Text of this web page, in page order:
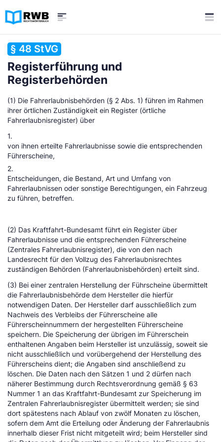
§ 48 StVG
Registerführung und
Registerbehörden
(1) Die Fahrerlaubnisbehörden (§ 2 Abs. 1) führen im Rahmen
ihrer örtlichen Zuständigkeit ein Register (örtliche
Fahrerlaubnisregister) über
1.
von ihnen erteilte Fahrerlaubnisse sowie die entsprechenden
Führerscheine,
2.
Entscheidungen, die Bestand, Art und Umfang von
Fahrerlaubnissen oder sonstige Berechtigungen, ein Fahrzeug
zu führen, betreffen.
(2) Das Kraftfahrt-Bundesamt führt ein Register über
Fahrerlaubnisse und die entsprechenden Führerscheine
(Zentrales Fahrerlaubnisregister), die von den nach
Landesrecht für den Vollzug des Fahrerlaubnisrechtes
zuständigen Behörden (Fahrerlaubnisbehörden) erteilt sind.
(3) Bei einer zentralen Herstellung der Führscheine übermittelt
die Fahrerlaubnisbehörde dem Hersteller die hierfür
notwendigen Daten. Der Hersteller darf ausschließlich zum
Nachweis des Verbleibs der Führerscheine alle
Führerscheinnummern der hergestellten Führerscheine
speichern. Die Speicherung der übrigen im Führerschein
enthaltenen Angaben beim Hersteller ist unzulässig, soweit sie
nicht ausschließlich und vorübergehend der Herstellung des
Führerscheins dient; die Angaben sind anschließend zu
löschen. Die Daten nach den Sätzen 1 und 2 dürfen nach
näherer Bestimmung durch Rechtsverordnung gemäß § 63
Nummer 1 an das Kraftfahrt-Bundesamt zur Speicherung im
Zentralen Fahrerlaubnisregister übermittelt werden; sie sind
dort spätestens nach Ablauf von zwölf Monaten zu löschen,
sofern dem Amt die Erteilung oder Änderung der Fahrerlaubnis
innerhalb dieser Frist nicht mitgeteilt wird; beim Hersteller sind